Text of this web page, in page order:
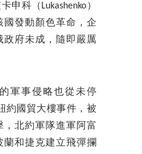
申科（Lukashenko）
國發動顏色革命，企
政府未成，隨即嚴厲
軍事侵略也從未停
約國貿大樓事件，被
，北約軍隊進軍阿富
蘭和捷克建立飛彈攔